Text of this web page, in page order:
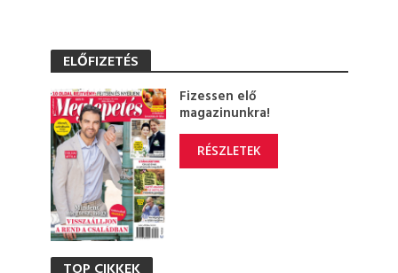
ELŐFIZETÉS
Fizessen elő
magazinunkra!
RÉSZLETEK